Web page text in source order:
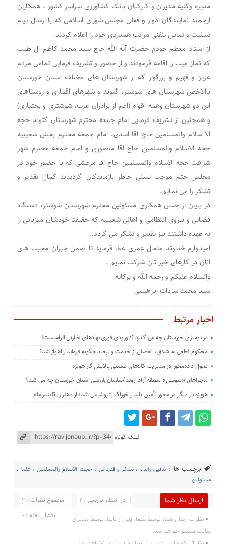
مدیره وکلیه مدیران و کارکنان بانک کشاورزی سراسر کشور ، همکاران
ارجمند نمایندگان ادوار و فعلی مجلس شورای اسلامی که با ارسال پیام
تسلیت و تماس تلفنی مراتب همدردی خود را اعلام کردند.
از استاد معظم خودم حضرت آیه الله حاج سید محمد کاظم ال طیب
که نماز میت را اقامه فرمودند و از حضور و تشریف فرمایی تمامی مردم
عزیز و فهیم و بزرگوار که از شهرستان های مختلف استان خوزستان
باالاخص شهرستان های شوشتر، گتوند و شهرهای اقماری و روستاهای
این دو شهرستان وهمه اقوام (اعم از برادران عرب، شوشتری و بختیاری)
و همچنین از تشریف فرمایی امام جمعه محترم شهرستان گتوند حجه
الا سلام والمسلمین حاج اقا اسدی، امام جمعه محترم بخش شعیبیه
حجه الاسلام والمسلمین حاج اقا منصوری و امام جمعه محترم شهر
شرافت حجه الاسلام والمسلمین حاج اقا مرعشی که با حضور خود در
مجلس ختم موجب تسلی خاطر بازماندگان گردیدند کمال تقدیر و
تشکر را می نمایم.
در پایان از حسن همکاری مسئولین محترم شهرستان شوشتر، دستگاه
قضایی و نیروی انتظامی و اهالی شعیبیه که حقیقتا خودشان میزبانی را
به عهده داشتند نیز تقدیر و تشکر می گردد.
امیدوارم خداوند متعال عمری عطا فرماید تا ضمن جبران محبت های
انان در کارهای خیر تان شرکت نمایم .
والسلام علیکم و رحمه الله و برکاته
سید محمد سادات ابراهیمی
اخبار مرتبط
در نوسازی خوزستان چه می گذرد ؟/ ورودی فوری نهادهای نظارتی الزامیست!
محکوم قطعی به شلاق ، انفصال از خدمت و تبعید چگونه فرماندار اهواز شد؟
تحول داده‌محور در مدیریت کالاهای صنعتی پالایش گاز هویزه
ماجراهای «سوسن» منطقه آزاد اروند /سازمان بازرسی استان خوزستان چه می کند؟
هویزه بار دیگر در محور تأمین پایدار خوراک پتروشیمی شد؛ از دهلران تا بندرامام
لینک کوتاه
برچسب ها : تدفین والده ،تشکر و قدردانی ،حجت الاسلام والمسلمین ،علما ،
مسئولین
ارسال نظر شما مجموع نظرات : 2
در انتظار بررسی : 2
انتشار یافته : 0
نظرات ارسال شده توسط شما، پس از تایید توسط مدیران
سایت منتشر خواهد شد.